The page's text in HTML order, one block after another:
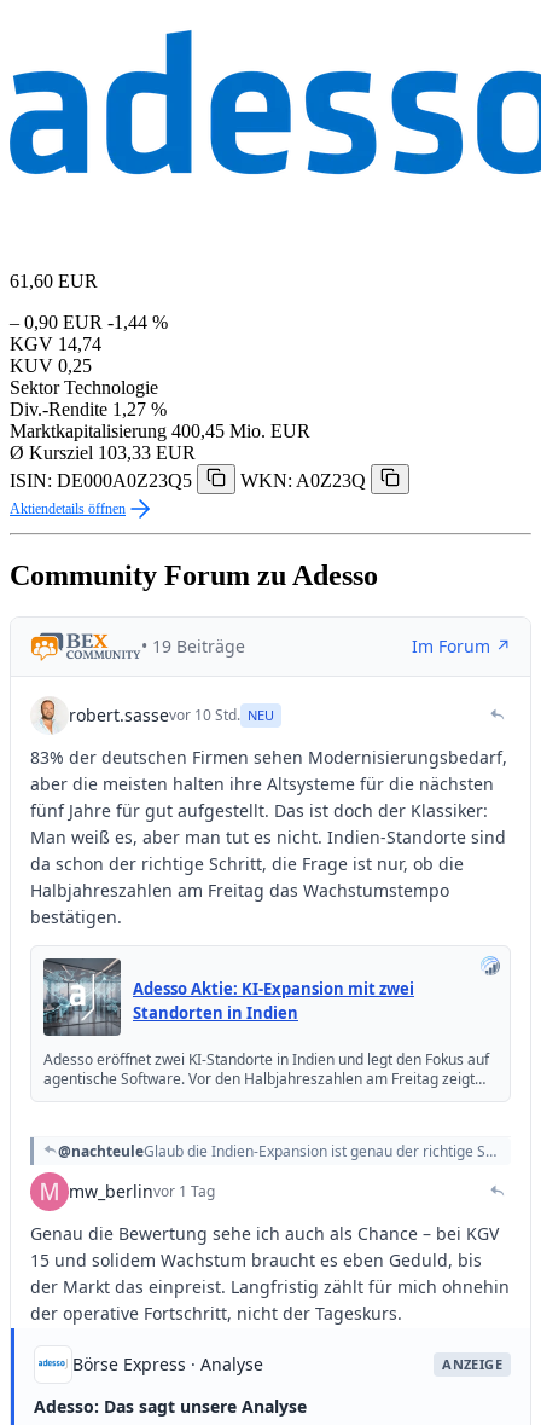
61,60 EUR
– 0,90 EUR -1,44 %
KGV 14,74
KUV 0,25
Sektor Technologie
Div.-Rendite 1,27 %
Marktkapitalisierung 400,45 Mio. EUR
Ø Kursziel 103,33 EUR
ISIN: DE000A0Z23Q5
WKN: A0Z23Q
Aktiendetails öffnen
Community Forum zu Adesso